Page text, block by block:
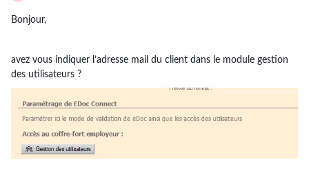
Bonjour,
avez vous indiquer l’adresse mail du client dans le module gestion
des utilisateurs ?